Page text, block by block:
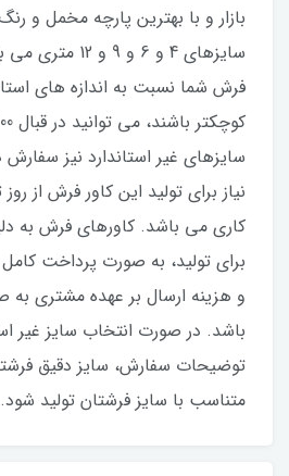
بازار و با بهترین پارچه مخمل و
سایزهای 4 و 6 و
فرش شما نسبت به اندازه های
سایزهای غیر استاندارد نیز
کاری می باشد. کاورهای فرش به
برای تولید، به صورت پرداخت
و هزینه ارسال بر عهده مشتری
باشد. در صورت انتخاب سایز غیر
توضیحات سفارش، سایز دقیق
متناسب با سایز فرشتان تولید شود.